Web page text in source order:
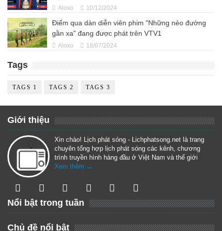
Aloxo 10/12/2024
Điểm qua dàn diễn viên phim "Những nẻo đường
gần xa" đang được phát trên VTV1
Aloxo 18/07/2024
Tags
TAGS 1 TAGS 2 TAGS 3
Giới thiệu
Xin chào! Lịch phát sóng - Lichphatsong.net là trang
chuyên tổng hợp lịch phát sóng các kênh, chương
trình truyền hình hàng đầu ở Việt Nam và thế giới
Xem thêm →
Nổi bật trong tuần
Chủ đề nổi bật